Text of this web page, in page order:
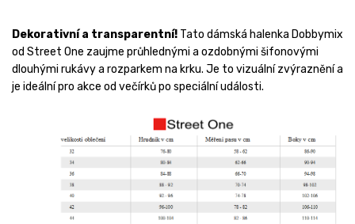
Dekorativní a transparentní! Tato dámská halenka Dobbymix
od Street One zaujme průhlednými a ozdobnými šifonovými
dlouhými rukávy a rozparkem na krku. Je to vizuální zvýraznění a
je ideální pro akce od večírků po speciální události.